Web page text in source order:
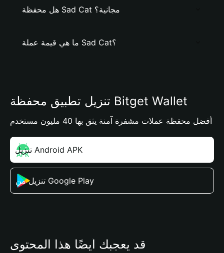
هل محفظة Sad Cat مجانية؟
ما هي قيمة عملة Sad Cat؟
تنزيل تطبيق محفظة Bitget Wallet
أفضل محفظة عملات مشفرة آمنة يثق بها 40 مليون مستخدم
تنزيل Android APK
تنزيل من Google Play
قد يعجبك أيضًا هذا المحتوى